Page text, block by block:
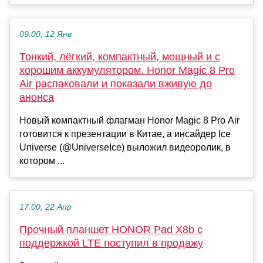
09:00, 12 Янв
Тонкий, лёгкий, компактный, мощный и с
хорошим аккумулятором. Honor Magic 8 Pro
Air распаковали и показали вживую до
анонса
Новый компактный флагман Honor Magic 8 Pro Air
готовится к презентации в Китае, а инсайдер Ice
Universe (@UniverseIce) выложил видеоролик, в
котором ...
17:00, 22 Апр
Прочный планшет HONOR Pad X8b с
поддержкой LTE поступил в продажу